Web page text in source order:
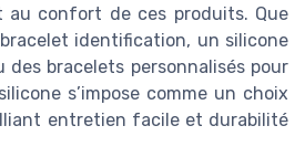
au confort de ces produits. Que
identification, un silicone
des bracelets personnalisés pour
s’impose comme un choix
entretien facile et durabilité